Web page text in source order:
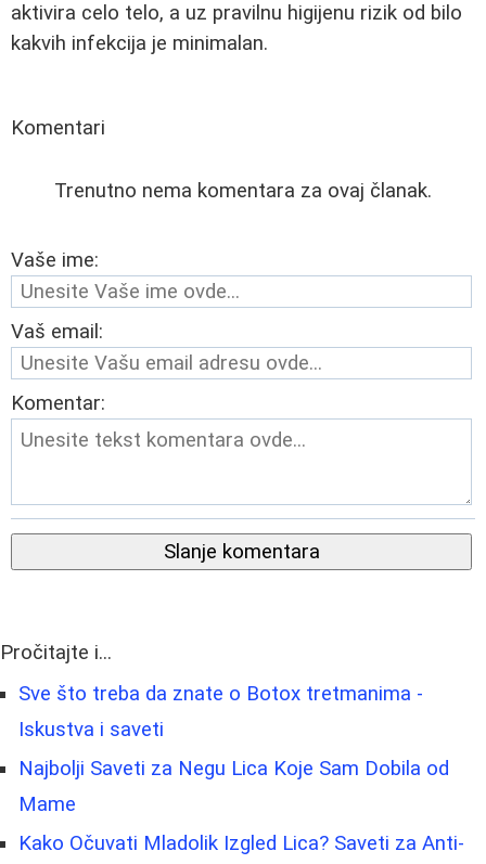
aktivira celo telo, a uz pravilnu higijenu rizik od bilo
kakvih infekcija je minimalan.
Komentari
Trenutno nema komentara za ovaj članak.
Vaše ime:
Vaš email:
Komentar:
Slanje komentara
Pročitajte i...
Sve što treba da znate o Botox tretmanima -
Iskustva i saveti
Najbolji Saveti za Negu Lica Koje Sam Dobila od
Mame
Kako Očuvati Mladolik Izgled Lica? Saveti za Anti-